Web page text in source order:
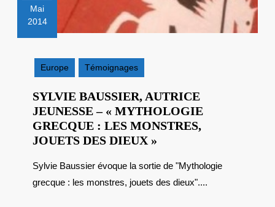
Mai
2014
2014
Europe
Témoignages
SYLVIE BAUSSIER, AUTRICE
JEUNESSE – « MYTHOLOGIE
GRECQUE : LES MONSTRES,
JOUETS DES DIEUX »
AUTRICE
JEUNESSE
Sylvie Baussier évoque la sortie de "Mythologie
grecque : les monstres, jouets des dieux"....